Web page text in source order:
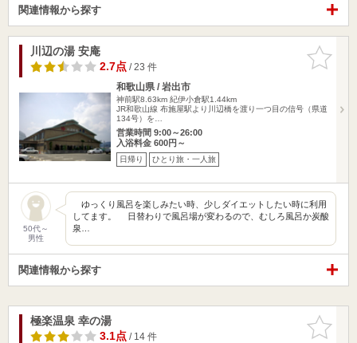
関連情報から探す
お気に入
りに追加
川辺の湯 安庵
2.7点/ 23 件
和歌山県 / 岩出市
神前駅8.63km 紀伊小倉駅1.44km
JR和歌山線 布施屋駅より川辺橋を渡り一つ目の信号（県道
134号）を…
営業時間 9:00～26:00
入浴料金 600円～
日帰り ひとり旅・一人旅
50代～
男性
ゆっくり風呂を楽しみたい時、少しダイエットしたい時に利用
してます。 日替わりで風呂場が変わるので、むしろ風呂か炭酸
泉…
関連情報から探す
お気に入
りに追加
極楽温泉 幸の湯
3.1点/ 14 件